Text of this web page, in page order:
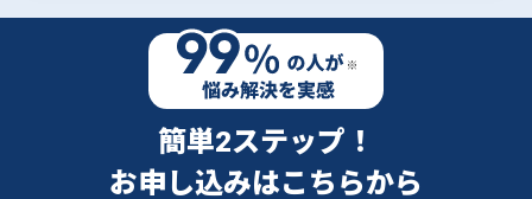
簡単2ステップ！
お申し込みはこちらから